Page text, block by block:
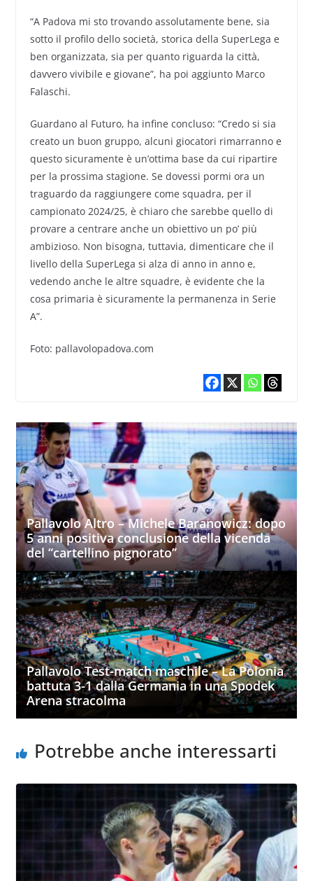
“A Padova mi sto trovando assolutamente bene, sia
sotto il profilo dello società, storica della SuperLega e
ben organizzata, sia per quanto riguarda la città,
davvero vivibile e giovane”, ha poi aggiunto Marco
Falaschi.
Guardano al Futuro, ha infine concluso: “Credo si sia
creato un buon gruppo, alcuni giocatori rimarranno e
questo sicuramente è un’ottima base da cui ripartire
per la prossima stagione. Se dovessi pormi ora un
traguardo da raggiungere come squadra, per il
campionato 2024/25, è chiaro che sarebbe quello di
provare a centrare anche un obiettivo un po’ più
ambizioso. Non bisogna, tuttavia, dimenticare che il
livello della SuperLega si alza di anno in anno e,
vedendo anche le altre squadre, è evidente che la
cosa primaria è sicuramente la permanenza in Serie
A”.
Foto: pallavolopadova.com
Pallavolo Altro – Michele Baranowicz: dopo
5 anni positiva conclusione della vicenda
del “cartellino pignorato”
Pallavolo Test-match maschile – La Polonia
battuta 3-1 dalla Germania in una Spodek
Arena stracolma
Potrebbe anche interessarti